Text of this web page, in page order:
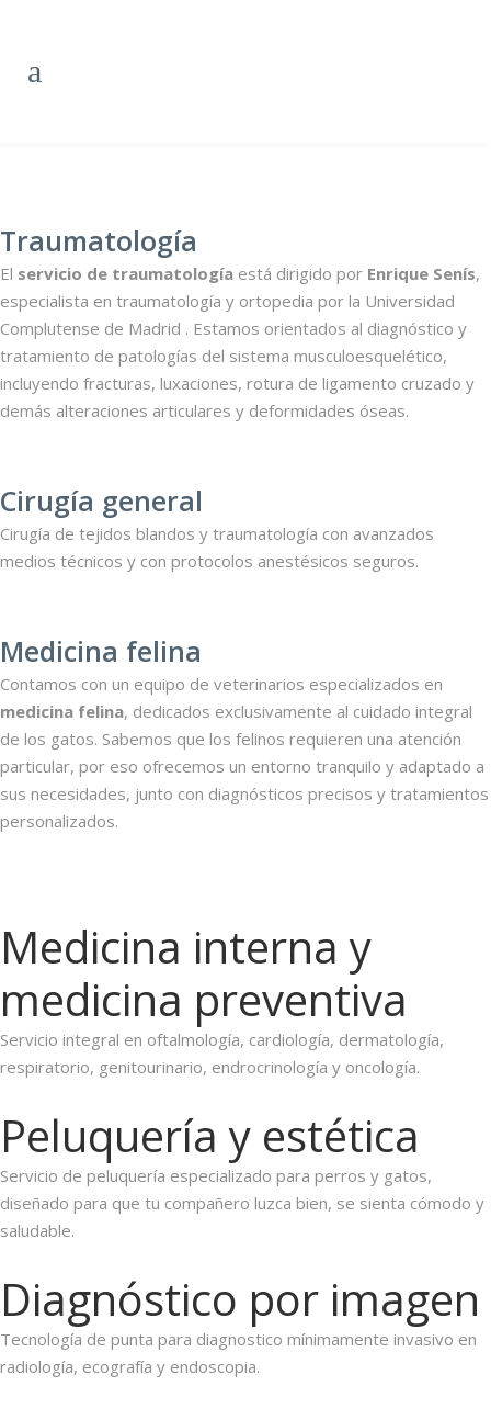
Traumatología
El servicio de traumatología está dirigido por Enrique Senís,
especialista en traumatología y ortopedia por la Universidad
Complutense de Madrid . Estamos orientados al diagnóstico y
tratamiento de patologías del sistema musculoesquelético,
incluyendo fracturas, luxaciones, rotura de ligamento cruzado y
demás alteraciones articulares y deformidades óseas.
Cirugía general
Cirugía de tejidos blandos y traumatología con avanzados
medios técnicos y con protocolos anestésicos seguros.
Medicina felina
Contamos con un equipo de veterinarios especializados en
medicina felina, dedicados exclusivamente al cuidado integral
de los gatos. Sabemos que los felinos requieren una atención
particular, por eso ofrecemos un entorno tranquilo y adaptado a
sus necesidades, junto con diagnósticos precisos y tratamientos
personalizados.
Medicina interna y
medicina preventiva
Servicio integral en oftalmología, cardiología, dermatología,
respiratorio, genitourinario, endrocrinología y oncología.
Peluquería y estética
Servicio de peluquería especializado para perros y gatos,
diseñado para que tu compañero luzca bien, se sienta cómodo y
saludable.
Diagnóstico por imagen
Tecnología de punta para diagnostico mínimamente invasivo en
radiología, ecografía y endoscopia.